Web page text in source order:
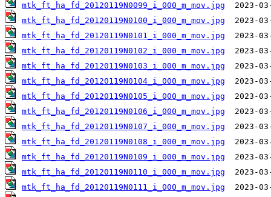
mtk_ft_ha_fd_20120119N0099_i_000_m_mov.jpg
mtk_ft_ha_fd_20120119N0100_i_000_m_mov.jpg
mtk_ft_ha_fd_20120119N0101_i_000_m_mov.jpg
mtk_ft_ha_fd_20120119N0102_i_000_m_mov.jpg
mtk_ft_ha_fd_20120119N0103_i_000_m_mov.jpg
mtk_ft_ha_fd_20120119N0104_i_000_m_mov.jpg
mtk_ft_ha_fd_20120119N0105_i_000_m_mov.jpg
mtk_ft_ha_fd_20120119N0106_i_000_m_mov.jpg
mtk_ft_ha_fd_20120119N0107_i_000_m_mov.jpg
mtk_ft_ha_fd_20120119N0108_i_000_m_mov.jpg
mtk_ft_ha_fd_20120119N0109_i_000_m_mov.jpg
mtk_ft_ha_fd_20120119N0110_i_000_m_mov.jpg
mtk_ft_ha_fd_20120119N0111_i_000_m_mov.jpg